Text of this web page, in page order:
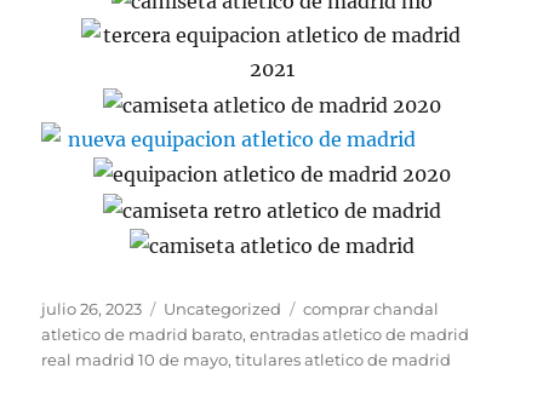
Publicado
el
julio 26, 2023 Categorías
Uncategorized Etiquetas
comprar chandal
atletico de madrid barato,entradas atletico de madrid
real madrid 10 de mayo,titulares atletico de madrid